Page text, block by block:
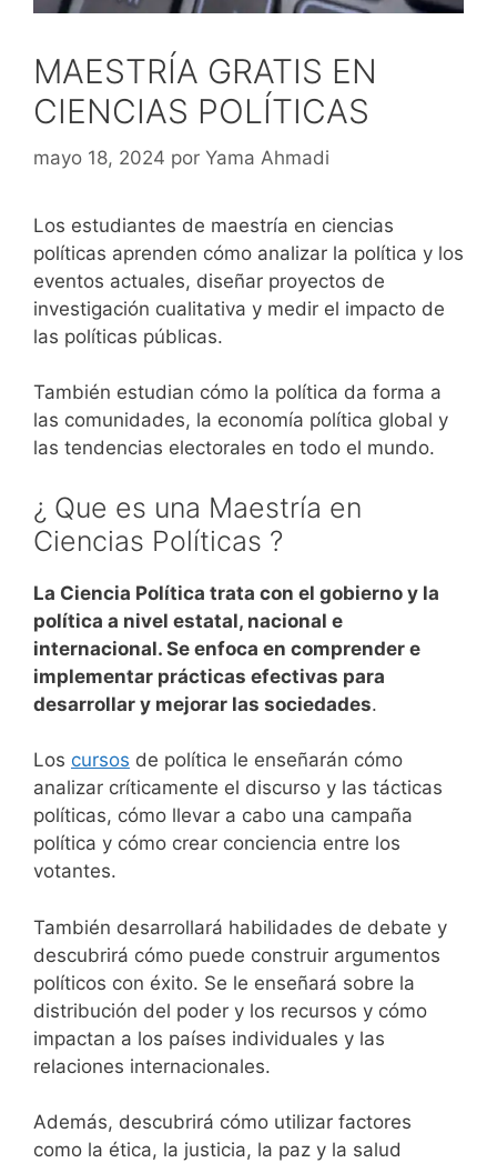
MAESTRÍA GRATIS EN
CIENCIAS POLÍTICAS
mayo 18, 2024 por Yama Ahmadi
Los estudiantes de maestría en ciencias
políticas aprenden cómo analizar la política y los
eventos actuales, diseñar proyectos de
investigación cualitativa y medir el impacto de
las políticas públicas.
También estudian cómo la política da forma a
las comunidades, la economía política global y
las tendencias electorales en todo el mundo.
¿ Que es una Maestría en
Ciencias Políticas ?
La Ciencia Política trata con el gobierno y la
política a nivel estatal, nacional e
internacional. Se enfoca en comprender e
implementar prácticas efectivas para
desarrollar y mejorar las sociedades.
Los cursos de política le enseñarán cómo
analizar críticamente el discurso y las tácticas
políticas, cómo llevar a cabo una campaña
política y cómo crear conciencia entre los
votantes.
También desarrollará habilidades de debate y
descubrirá cómo puede construir argumentos
políticos con éxito. Se le enseñará sobre la
distribución del poder y los recursos y cómo
impactan a los países individuales y las
relaciones internacionales.
Además, descubrirá cómo utilizar factores
como la ética, la justicia, la paz y la salud